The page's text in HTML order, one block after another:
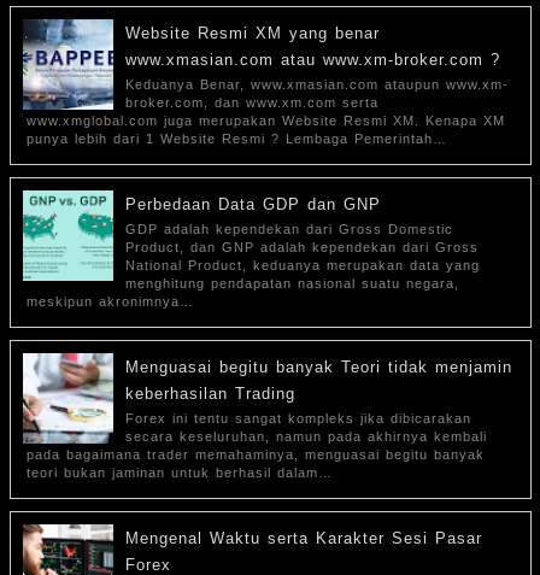
Website Resmi XM yang benar
www.xmasian.com atau www.xm-broker.com ?
Keduanya Benar, www.xmasian.com ataupun www.xm-
broker.com, dan www.xm.com serta
www.xmglobal.com juga merupakan Website Resmi XM. Kenapa XM
punya lebih dari 1 Website Resmi ? Lembaga Pemerintah…
Perbedaan Data GDP dan GNP
GDP adalah kependekan dari Gross Domestic
Product, dan GNP adalah kependekan dari Gross
National Product, keduanya merupakan data yang
menghitung pendapatan nasional suatu negara,
meskipun akronimnya…
Menguasai begitu banyak Teori tidak menjamin
keberhasilan Trading
Forex ini tentu sangat kompleks jika dibicarakan
secara keseluruhan, namun pada akhirnya kembali
pada bagaimana trader memahaminya, menguasai begitu banyak
teori bukan jaminan untuk berhasil dalam…
Mengenal Waktu serta Karakter Sesi Pasar
Forex